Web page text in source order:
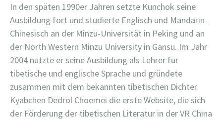
In den späten 1990er Jahren setzte Kunchok seine
Ausbildung fort und studierte Englisch und Mandarin-
Chinesisch an der Minzu-Universität in Peking und an
der North Western Minzu University in Gansu. Im Jahr
2004 nutzte er seine Ausbildung als Lehrer für
tibetische und englische Sprache und gründete
zusammen mit dem bekannten tibetischen Dichter
Kyabchen Dedrol Choemei die erste Website, die sich
der Förderung der tibetischen Literatur in der VR China